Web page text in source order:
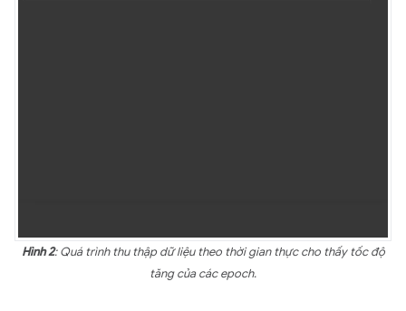
Hình 2: Quá trình thu thập dữ liệu theo thời gian thực cho thấy tốc độ
tăng của các epoch.